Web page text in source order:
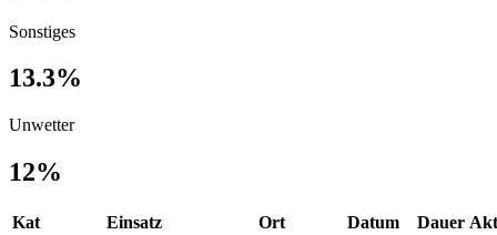
Sonstiges
13.3%
Unwetter
12%
Kat Einsatz Ort Datum Dauer